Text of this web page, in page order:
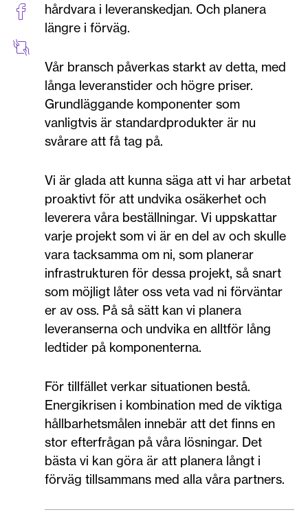
hårdvara i leveranskedjan. Och planera
längre i förväg.
Vår bransch påverkas starkt av detta, med
långa leveranstider och högre priser.
Grundläggande komponenter som
vanligtvis är standardprodukter är nu
svårare att få tag på.
Vi är glada att kunna säga att vi har arbetat
proaktivt för att undvika osäkerhet och
leverera våra beställningar. Vi uppskattar
varje projekt som vi är en del av och skulle
vara tacksamma om ni, som planerar
infrastrukturen för dessa projekt, så snart
som möjligt låter oss veta vad ni förväntar
er av oss. På så sätt kan vi planera
leveranserna och undvika en alltför lång
ledtider på komponenterna.
För tillfället verkar situationen bestå.
Energikrisen i kombination med de viktiga
hållbarhetsmålen innebär att det finns en
stor efterfrågan på våra lösningar. Det
bästa vi kan göra är att planera långt i
förväg tillsammans med alla våra partners.